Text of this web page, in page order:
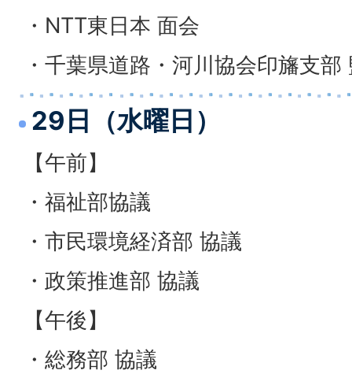
・NTT東日本 面会
・千葉県道路・河川協会印旛支部
29日（水曜日）
【午前】
・福祉部協議
・市民環境経済部 協議
・政策推進部 協議
【午後】
・総務部 協議